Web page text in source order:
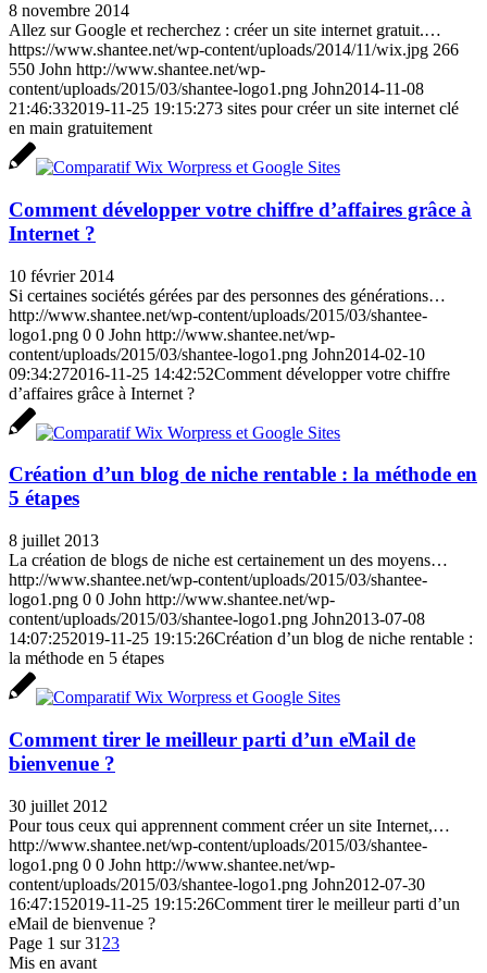
8 novembre 2014
Allez sur Google et recherchez : créer un site internet gratuit.…
https://www.shantee.net/wp-content/uploads/2014/11/wix.jpg 266
550 John http://www.shantee.net/wp-
content/uploads/2015/03/shantee-logo1.png John2014-11-08
21:46:332019-11-25 19:15:273 sites pour créer un site internet clé
en main gratuitement
Comment développer votre chiffre d’affaires grâce à
Internet ?
10 février 2014
Si certaines sociétés gérées par des personnes des générations…
http://www.shantee.net/wp-content/uploads/2015/03/shantee-
logo1.png 0 0 John http://www.shantee.net/wp-
content/uploads/2015/03/shantee-logo1.png John2014-02-10
09:34:272016-11-25 14:42:52Comment développer votre chiffre
d’affaires grâce à Internet ?
Création d’un blog de niche rentable : la méthode en
5 étapes
8 juillet 2013
La création de blogs de niche est certainement un des moyens…
http://www.shantee.net/wp-content/uploads/2015/03/shantee-
logo1.png 0 0 John http://www.shantee.net/wp-
content/uploads/2015/03/shantee-logo1.png John2013-07-08
14:07:252019-11-25 19:15:26Création d’un blog de niche rentable :
la méthode en 5 étapes
Comment tirer le meilleur parti d’un eMail de
bienvenue ?
30 juillet 2012
Pour tous ceux qui apprennent comment créer un site Internet,…
http://www.shantee.net/wp-content/uploads/2015/03/shantee-
logo1.png 0 0 John http://www.shantee.net/wp-
content/uploads/2015/03/shantee-logo1.png John2012-07-30
16:47:152019-11-25 19:15:26Comment tirer le meilleur parti d’un
eMail de bienvenue ?
Page 1 sur 31 23
Mis en avant